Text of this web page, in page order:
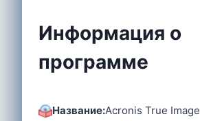
Информация о
программе
Название:Acronis True Image